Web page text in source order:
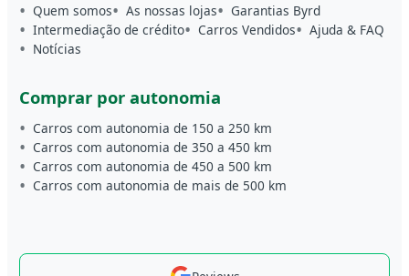
Quem somos As nossas lojas
Garantias Byrd
Intermediação de crédito
Carros Vendidos
Ajuda & FAQ
Notícias
Comprar por autonomia
Carros com autonomia de 150 a 250 km
Carros com autonomia de 350 a 450 km
Carros com autonomia de 450 a 500 km
Carros com autonomia de mais de 500 km